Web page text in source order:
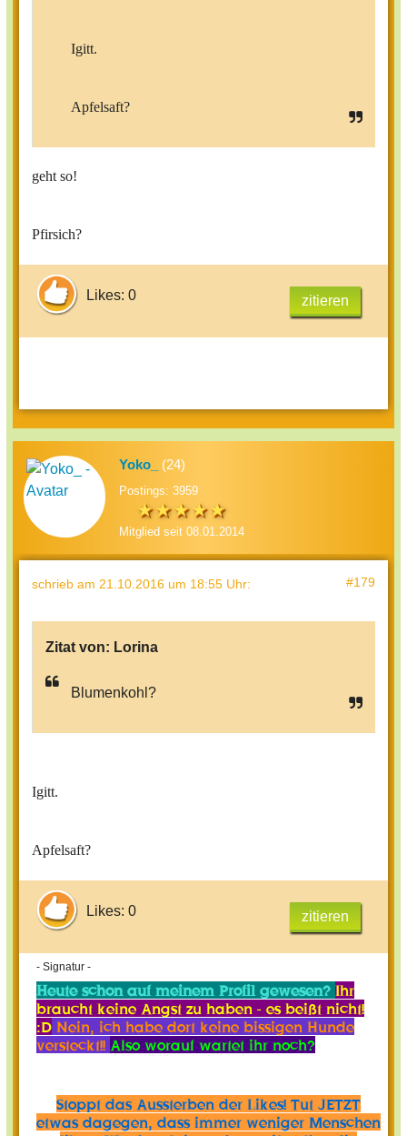
Igitt.
Apfelsaft?
geht so!
Pfirsich?
Likes: 0 zitieren
Yoko_ (24)
Postings: 3959
Mitglied seit 08.01.2014
schrieb am 21.10.2016 um 18:55 Uhr: #179
Zitat von: Lorina
Blumenkohl?
Igitt.
Apfelsaft?
Likes: 0 zitieren
- Signatur -
Heute schon auf meinem Profil gewesen? Ihr
braucht keine Angst zu haben - es beißt nicht!
:D Nein, ich habe dort keine bissigen Hunde
versteckt!! Also worauf wartet ihr noch?
Stoppt das Aussterben der Likes! Tut JETZT
etwas dagegen, dass immer weniger Menschen